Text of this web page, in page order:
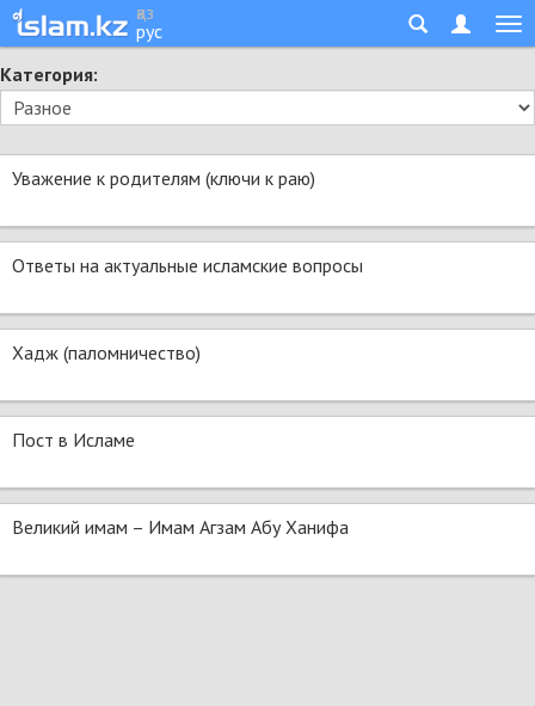
қаз
рус
Категория:
Уважение к родителям (ключи к раю)
Ответы на актуальные исламские вопросы
Хадж (паломничество)
Пост в Исламе
Великий имам – Имам Агзам Абу Ханифа